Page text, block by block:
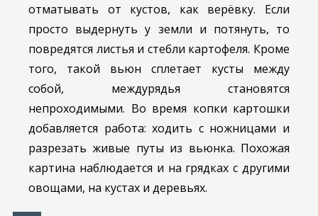
отматывать от кустов, как верёвку. Если
просто выдернуть у земли и потянуть, то
повредятся листья и стебли картофеля. Кроме
того, такой вьюн сплетает кусты между
собой, междурядья становятся
непроходимыми. Во время копки картошки
добавляется работа: ходить с ножницами и
разрезать живые путы из вьюнка. Похожая
картина наблюдается и на грядках с другими
овощами, на кустах и деревьях.